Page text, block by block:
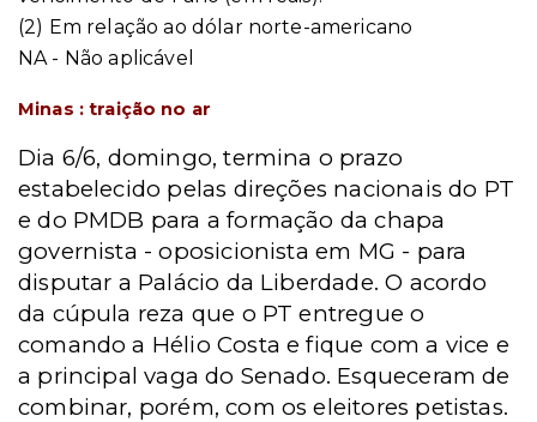
(2) Em relação ao dólar norte-americano
NA - Não aplicável
Minas : traição no ar
Dia 6/6, domingo, termina o prazo
estabelecido pelas direções nacionais do PT
e do PMDB para a formação da chapa
governista - oposicionista em MG - para
disputar a Palácio da Liberdade. O acordo
da cúpula reza que o PT entregue o
comando a Hélio Costa e fique com a vice e
a principal vaga do Senado. Esqueceram de
combinar, porém, com os eleitores petistas.